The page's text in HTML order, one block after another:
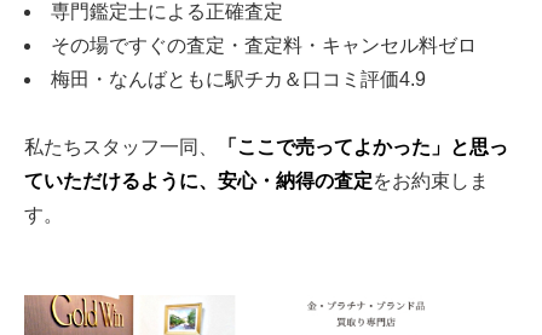
専門鑑定士による正確査定
その場ですぐの査定・査定料・キャンセル料ゼロ
梅田・なんばともに駅チカ＆口コミ評価4.9
私たちスタッフ一同、
「ここで売ってよかった」と思っ
ていただけるように、安心・納得の査定をお約束しま
す。